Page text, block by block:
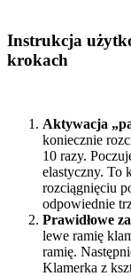
Instrukcja
krokach
Aktywacja
koniecznie
10 razy.
elastyczny. To
rozciągnięciu
odpowiednie
Prawidłowe
lewe ramię
ramię.
Klamerka z